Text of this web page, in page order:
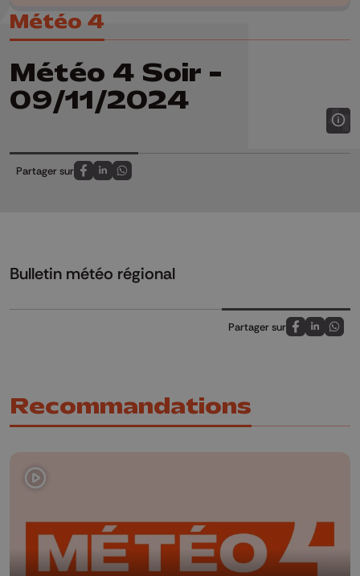
Météo 4
Météo 4 Soir -
09/11/2024
Partager sur
Partagez sur FaceBook
Partagez sur LinkedIn
Partagez sur Whatsapp
Bulletin météo régional
Partager sur
Partagez sur
Partagez
Recommandations